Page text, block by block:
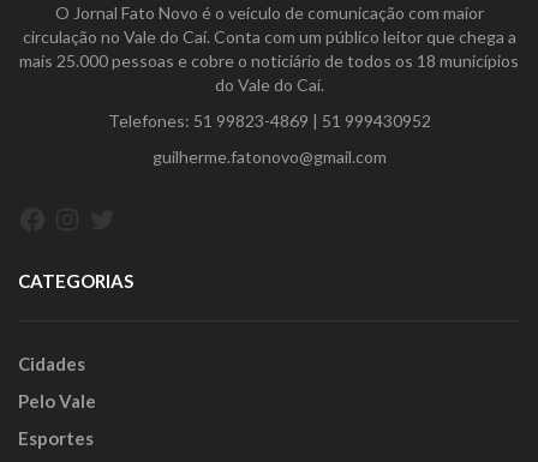
O Jornal Fato Novo é o veículo de comunicação com maior
circulação no Vale do Caí. Conta com um público leitor que chega a
mais 25.000 pessoas e cobre o noticiário de todos os 18 municípios
do Vale do Caí.
Telefones: 51 99823-4869 | 51 999430952
guilherme.fatonovo@gmail.com
CATEGORIAS
Cidades
Pelo Vale
Esportes